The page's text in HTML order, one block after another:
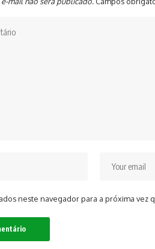
neste navegador para a próxima vez